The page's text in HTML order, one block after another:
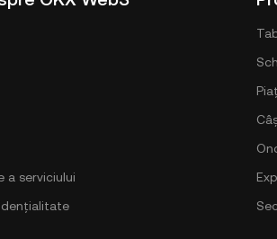
a serviciului